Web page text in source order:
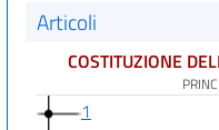
Articoli
COSTITUZIONE
1